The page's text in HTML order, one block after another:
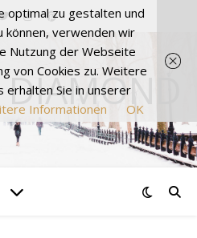
optimal zu gestalten und
verwenden wir
Nutzung der Webseite
von Cookies zu. Weitere
erhalten Sie in unserer
Informationen OK